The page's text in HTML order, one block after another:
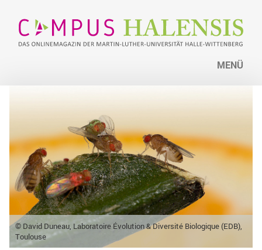
MENÜ
© David Duneau, Laboratoire Évolution & Diversité Biologique (EDB),
Toulouse